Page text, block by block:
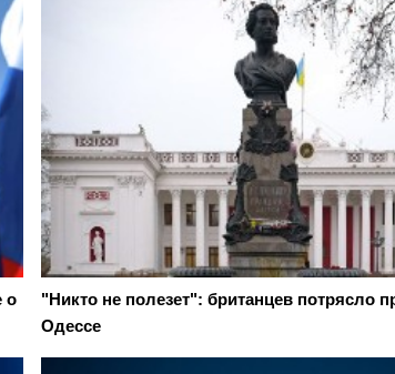
о
"Никто не полезет": британцев потрясло
Одессе